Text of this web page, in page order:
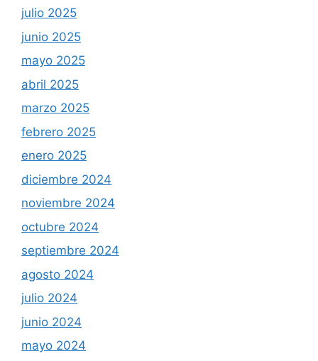
julio 2025
junio 2025
mayo 2025
abril 2025
marzo 2025
febrero 2025
enero 2025
diciembre 2024
noviembre 2024
octubre 2024
septiembre 2024
agosto 2024
julio 2024
junio 2024
mayo 2024